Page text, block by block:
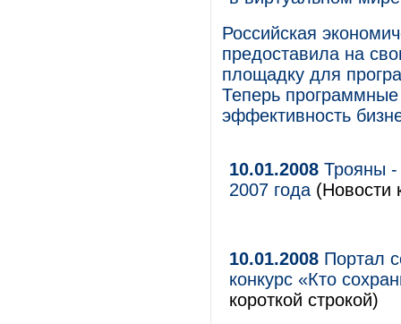
Российская
предоставила на
площадку для
Теперь
эффективность
10.01.2008 Трояны -
2007 года (Новости
10.01.2008 Портал
конкурс «Кто
короткой строкой)